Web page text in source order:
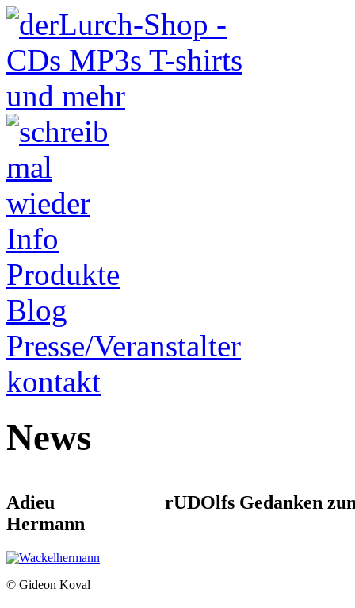
Info
Produkte
Blog
Presse/Veranstalter
kontakt
News
Adieu
Hermann
rUDOlfs Gedanken
© Gideon Koval